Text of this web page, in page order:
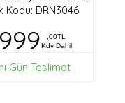
Kodu: DRN3046
,00TL
Kdv Dahil
Gün Teslimat